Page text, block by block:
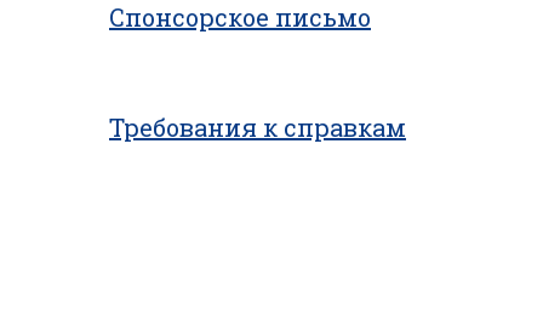
Спонсорское письмо
Требования к справкам